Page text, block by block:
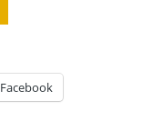
Facebook